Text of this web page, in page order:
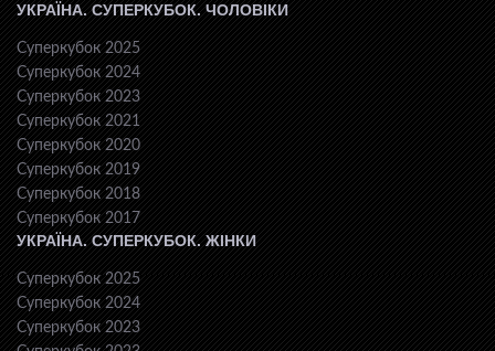
УКРАЇНА. СУПЕРКУБОК. ЧОЛОВІКИ
Суперкубок 2025
Суперкубок 2024
Суперкубок 2023
Суперкубок 2021
Суперкубок 2020
Суперкубок 2019
Суперкубок 2018
Суперкубок 2017
УКРАЇНА. СУПЕРКУБОК. ЖІНКИ
Суперкубок 2025
Суперкубок 2024
Суперкубок 2023